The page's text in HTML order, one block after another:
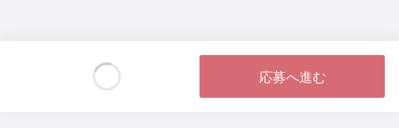
応募へ進む